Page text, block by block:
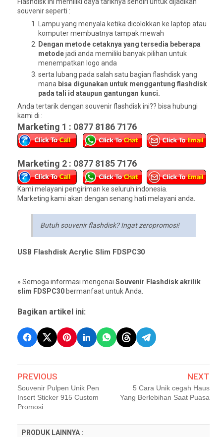
souvenir seperti :
Lampu yang menyala ketika dicolokkan ke laptop atau
komputer membuatnya tampak mewah
Dengan metode cetaknya yang tersedia beberapa
metodejadi anda memiliki banyak pilihan untuk
menempatkan logo anda
serta lubang pada salah satu bagian flashdisk yang
mana bisa digunakan untuk menggantung flashdisk
pada tali id ataupun gantungan kunci.
Anda tertarik dengan souvenir flashdisk ini?? bisa hubungi
kami di :
Marketing 1 : 0877 8186 7176
Marketing 2 : 0877 8185 7176
Kami melayani pengiriman ke seluruh indonesia.
Marketing kami akan dengan senang hati melayani anda.
Butuh souvenir flashdisk? Ingat zeropromosi!
USB Flashdisk Acrylic Slim FDSPC30
» Semoga informasi mengenai Souvenir Flashdisk akrilik
slim FDSPC30 bermanfaat untuk Anda.
Bagikan artikel ini:
PREVIOUS
Souvenir Pulpen Unik Pen
Insert Sticker 915 Custom
Promosi
NEXT
5 Cara Unik cegah Haus
Yang Berlebihan Saat Puasa
PRODUK LAINNYA :